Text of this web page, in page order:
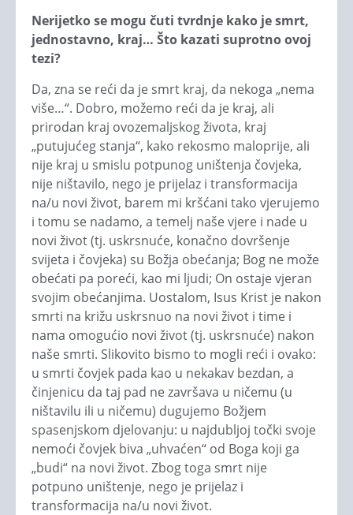
Nerijetko se mogu čuti tvrdnje kako je smrt,
jednostavno, kraj… Što kazati suprotno ovoj
tezi?
Da, zna se reći da je smrt kraj, da nekoga „nema
više…“. Dobro, možemo reći da je kraj, ali
prirodan kraj ovozemaljskog života, kraj
„putujućeg stanja“, kako rekosmo maloprije, ali
nije kraj u smislu potpunog uništenja čovjeka,
nije ništavilo, nego je prijelaz i transformacija
na/u novi život, barem mi kršćani tako vjerujemo
i tomu se nadamo, a temelj naše vjere i nade u
novi život (tj. uskrsnuće, konačno dovršenje
svijeta i čovjeka) su Božja obećanja; Bog ne može
obećati pa poreći, kao mi ljudi; On ostaje vjeran
svojim obećanjima. Uostalom, Isus Krist je nakon
smrti na križu uskrsnuo na novi život i time i
nama omogućio novi život (tj. uskrsnuće) nakon
naše smrti. Slikovito bismo to mogli reći i ovako:
u smrti čovjek pada kao u nekakav bezdan, a
činjenicu da taj pad ne završava u ničemu (u
ništavilu ili u ničemu) dugujemo Božjem
spasenjskom djelovanju: u najdubljoj točki svoje
nemoći čovjek biva „uhvaćen“ od Boga koji ga
„budi“ na novi život. Zbog toga smrt nije
potpuno uništenje, nego je prijelaz i
transformacija na/u novi život.